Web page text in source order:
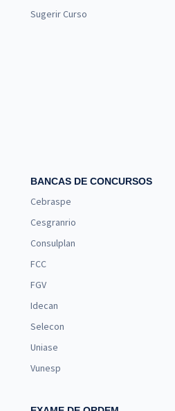
Sugerir Curso
BANCAS DE CONCURSOS
Cebraspe
Cesgranrio
Consulplan
FCC
FGV
Idecan
Selecon
Uniase
Vunesp